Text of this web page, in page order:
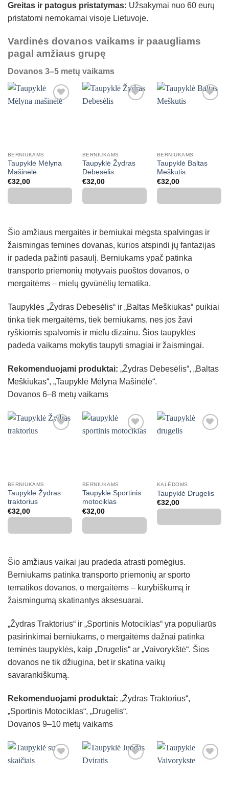
Greitas ir patogus pristatymas: Užsakymai nuo 60 eurų
pristatomi nemokamai visoje Lietuvoje.
Vardinės dovanos vaikams ir paaugliams
pagal amžiaus grupę
Dovanos 3–5 metų vaikams
BERNIUKAMS
Taupyklė Mėlyna
Mašinėlė
€32,00
BERNIUKAMS
Taupyklė Žydras
Debesėlis
€32,00
BERNIUKAMS
Taupyklė Baltas
Meškutis
€32,00
Šio amžiaus mergaitės ir berniukai mėgsta spalvingas ir
žaismingas temines dovanas, kurios atspindi jų fantazijas
ir padeda pažinti pasaulį. Berniukams ypač patinka
transporto priemonių motyvais puoštos dovanos, o
mergaitėms – mielų gyvūnėlių tematika.
Taupyklės „Žydras Debesėlis“ ir „Baltas Meškiukas“ puikiai
tinka tiek mergaitėms, tiek berniukams, nes jos žavi
ryškiomis spalvomis ir mielu dizainu. Šios taupyklės
padeda vaikams mokytis taupyti smagiai ir žaismingai.
Rekomenduojami produktai: „Žydras Debesėlis“, „Baltas
Meškiukas“, „Taupyklė Mėlyna Mašinėlė“.
Dovanos 6–8 metų vaikams
BERNIUKAMS
Taupyklė Žydras
traktorius
€32,00
BERNIUKAMS
Taupyklė Sportinis
motociklas
€32,00
KALĖDOMS
Taupyklė Drugelis
€32,00
Šio amžiaus vaikai jau pradeda atrasti pomėgius.
Berniukams patinka transporto priemonių ar sporto
tematikos dovanos, o mergaitėms – kūrybiškumą ir
žaismingumą skatinantys aksesuarai.
„Žydras Traktorius“ ir „Sportinis Motociklas“ yra populiarūs
pasirinkimai berniukams, o mergaitėms dažnai patinka
teminės taupyklės, kaip „Drugelis“ ar „Vaivorykštė“. Šios
dovanos ne tik džiugina, bet ir skatina vaikų
savarankiškumą.
Rekomenduojami produktai: „Žydras Traktorius“,
„Sportinis Motociklas“, „Drugelis“.
Dovanos 9–10 metų vaikams